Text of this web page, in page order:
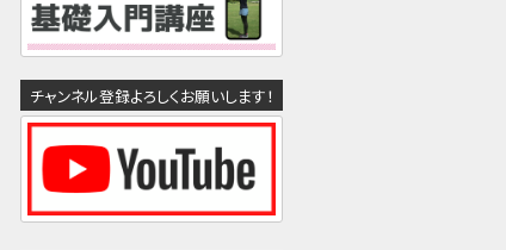
チャンネル登録よろしくお願いします！